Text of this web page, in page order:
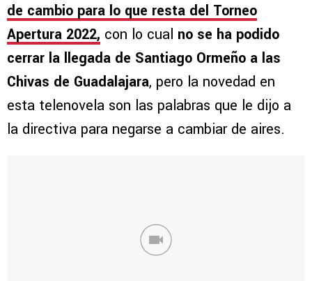
de cambio para lo que resta del Torneo
Apertura 2022, con lo cual no se ha podido
cerrar la llegada de Santiago Ormeño a las
Chivas de Guadalajara, pero la novedad en
esta telenovela son las palabras que le dijo a
la directiva para negarse a cambiar de aires.